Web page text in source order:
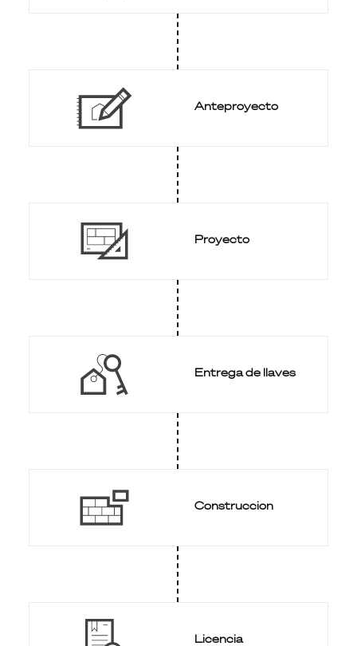
Anteproyecto
Proyecto
Entrega de llaves
Construccion
Licencia